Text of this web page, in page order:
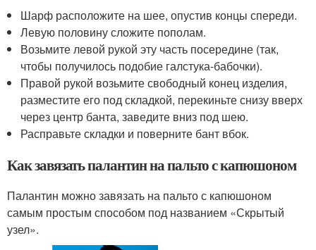
Шарф расположите на шее, опустив концы спереди.
Левую половину сложите пополам.
Возьмите левой рукой эту часть посередине (так,
чтобы получилось подобие галстука-бабочки).
Правой рукой возьмите свободный конец изделия,
разместите его под складкой, перекиньте снизу вверх
через центр банта, заведите вниз под шею.
Расправьте складки и поверните бант вбок.
Как завязать палантин на пальто с капюшоном
Палантин можно завязать на пальто с капюшоном
самым простым способом под названием «Скрытый
узел».